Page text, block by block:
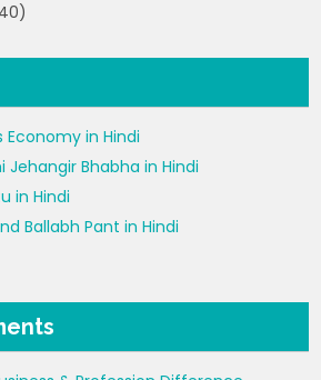
Economy in Hindi
Jehangir Bhabha in Hindi
in Hindi
Ballabh Pant in Hindi